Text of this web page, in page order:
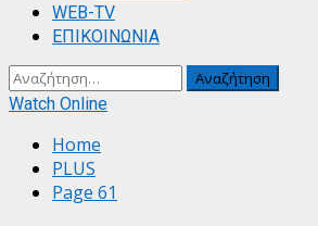
WEB-TV
ΕΠΙΚΟΙΝΩΝΙΑ
Αναζήτηση
για:
Watch Online
Home
PLUS
Page 61